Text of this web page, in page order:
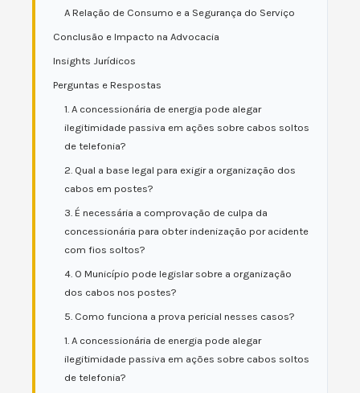
A Relação de Consumo e a Segurança do Serviço
Conclusão e Impacto na Advocacia
Insights Jurídicos
Perguntas e Respostas
1. A concessionária de energia pode alegar
ilegitimidade passiva em ações sobre cabos soltos
de telefonia?
2. Qual a base legal para exigir a organização dos
cabos em postes?
3. É necessária a comprovação de culpa da
concessionária para obter indenização por acidente
com fios soltos?
4. O Município pode legislar sobre a organização
dos cabos nos postes?
5. Como funciona a prova pericial nesses casos?
1. A concessionária de energia pode alegar
ilegitimidade passiva em ações sobre cabos soltos
de telefonia?